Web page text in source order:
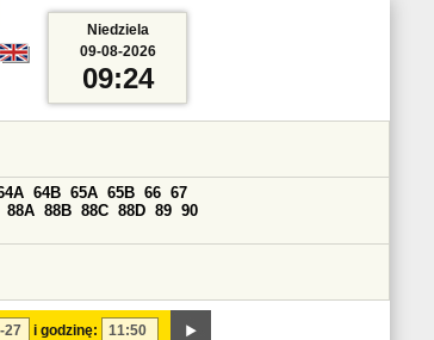
i godzinę:
64B 65A 65B 66 67
88A 88B 88C 88D 89 90
Niedziela
09-08-2026
09:24